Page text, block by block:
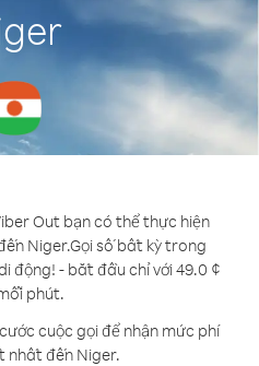
Out bạn có thể thực hiện
Niger.Gọi số bất kỳ trong
động! - bắt đầu chỉ với 49.0 ¢
phút.
cuộc gọi để nhận mức phí
đến Niger.